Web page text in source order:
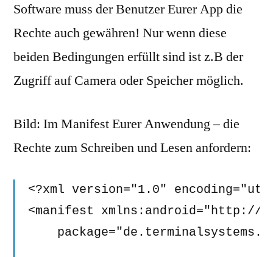
Software muss der Benutzer Eurer App die
Rechte auch gewähren! Nur wenn diese
beiden Bedingungen erfüllt sind ist z.B der
Zugriff auf Camera oder Speicher möglich.
Bild: Im Manifest Eurer Anwendung – die
Rechte zum Schreiben und Lesen anfordern:
<?xml version="1.0"
<manifest xmlns:android="http://